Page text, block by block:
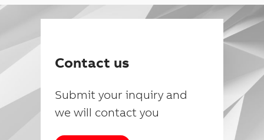
Contact us
Submit your inquiry and
we will contact you